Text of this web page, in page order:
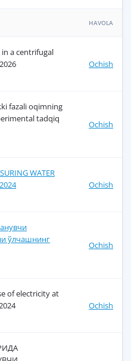
HAVOLA
a centrifugal
Ochish
fazali oqimning
tadqiq
Ochish
WATER
Ochish
ўлчашнинг
Ochish
of electricity at
Ochish